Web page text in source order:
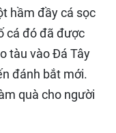
hầm đầy cá sọc
cá đó đã được
tàu vào Đá Tây
đánh bắt mới.
quà cho người